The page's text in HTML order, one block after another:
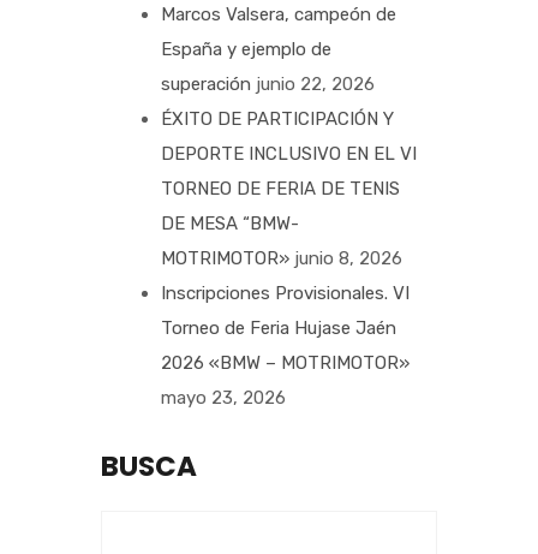
Marcos Valsera, campeón de
España y ejemplo de
superación junio 22, 2026
ÉXITO DE PARTICIPACIÓN Y
DEPORTE INCLUSIVO EN EL VI
TORNEO DE FERIA DE TENIS
DE MESA “BMW-
MOTRIMOTOR» junio 8, 2026
Inscripciones Provisionales. VI
Torneo de Feria Hujase Jaén
2026 «BMW – MOTRIMOTOR»
mayo 23, 2026
BUSCA